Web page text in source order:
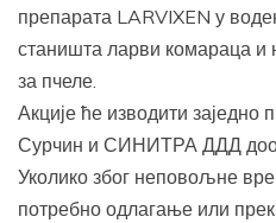
препарата LARVIXEN у
станишта ларви комараца и
за пчеле.
Акције ће изводити
Сурчин и СИНИТРА ДДД
Уколико због неповољне
потребно одлагање или